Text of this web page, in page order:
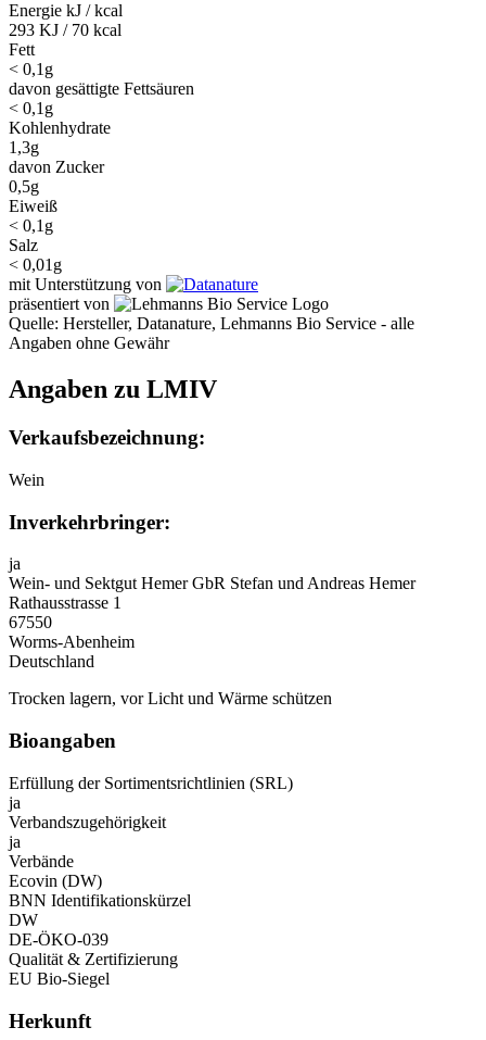
Energie kJ / kcal
293 KJ / 70 kcal
Fett
< 0,1g
davon gesättigte Fettsäuren
< 0,1g
Kohlenhydrate
1,3g
davon Zucker
0,5g
Eiweiß
< 0,1g
Salz
< 0,01g
mit Unterstützung von
präsentiert von
Quelle: Hersteller, Datanature, Lehmanns Bio Service - alle
Angaben ohne Gewähr
Angaben zu LMIV
Verkaufsbezeichnung:
Wein
Inverkehrbringer:
ja
Wein- und Sektgut Hemer GbR Stefan und Andreas Hemer
Rathausstrasse 1
67550
Worms-Abenheim
Deutschland
Trocken lagern, vor Licht und Wärme schützen
Bioangaben
Erfüllung der Sortimentsrichtlinien (SRL)
ja
Verbandszugehörigkeit
ja
Verbände
Ecovin (DW)
BNN Identifikationskürzel
DW
DE-ÖKO-039
Qualität & Zertifizierung
EU Bio-Siegel
Herkunft